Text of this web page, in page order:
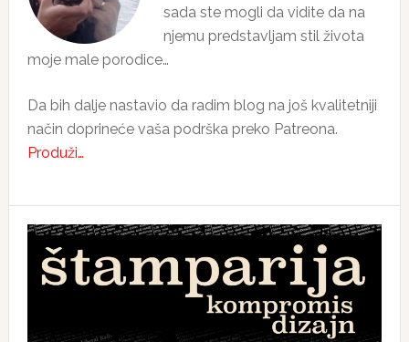
sada ste mogli da vidite da na
njemu predstavljam stil života
moje male porodice…
Da bih dalje nastavio da radim blog na još kvalitetniji
način doprineće vaša podrška preko Patreona.
Produži…